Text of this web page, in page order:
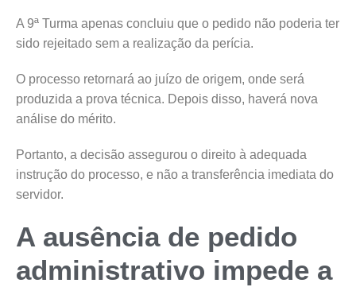
A 9ª Turma apenas concluiu que o pedido não poderia ter
sido rejeitado sem a realização da perícia.
O processo retornará ao juízo de origem, onde será
produzida a prova técnica. Depois disso, haverá nova
análise do mérito.
Portanto, a decisão assegurou o direito à adequada
instrução do processo, e não a transferência imediata do
servidor.
A ausência de pedido
administrativo impede a